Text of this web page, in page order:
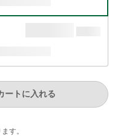
ートに入れる
す。